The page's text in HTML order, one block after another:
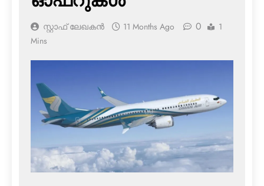
സ്റ്റാഫ് ലേഖകൻ 11 Months Ago 0
1
Mins